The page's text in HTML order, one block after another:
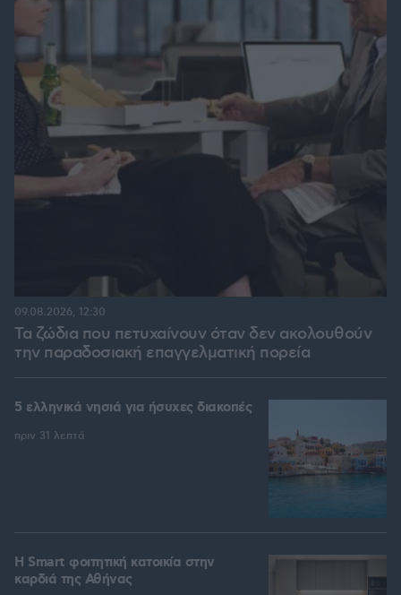
Τα ζώδια που πετυχαίνουν όταν δεν ακολουθούν
την παραδοσιακή επαγγελματική πορεία
09.08.2026, 12:30
5 ελληνικά νησιά για ήσυχες διακοπές
πριν 31 λεπτά
Η Smart φοιτητική κατοικία στην
καρδιά της Αθήνας